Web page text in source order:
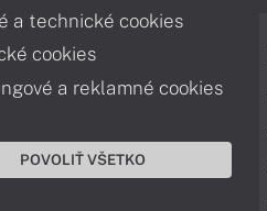
Informácie
Obchodné podmienky
Ochrana osobných údajov
a technické cookies
cookies
a reklamné cookies
POVOLIŤ VŠETKO